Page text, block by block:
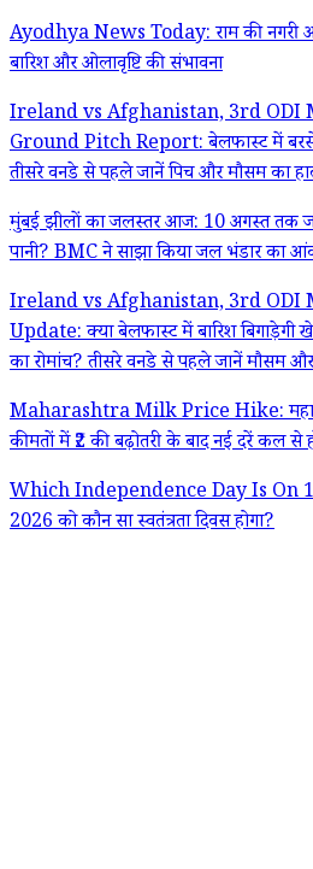
Ayodhya News Today: राम की नगरी
बारिश और ओलावृष्टि की संभावना
Ireland vs Afghanistan, 3rd ODI
Ground Pitch Report: बेलफास्ट में
तीसरे वनडे से पहले जानें पिच और मौसम का
मुंबई झीलों का जलस्तर आज: 10 अगस्त तक
पानी? BMC ने साझा किया जल भंडार का
Ireland vs Afghanistan, 3rd ODI
Update: क्या बेलफास्ट में बारिश
का रोमांच? तीसरे वनडे से पहले जानें मौसम
Maharashtra Milk Price Hike:
कीमतों में ₹2 की बढ़ोतरी के बाद नई दरें कल से
Which Independence Day Is On
2026 को कौन सा स्वतंत्रता दिवस होगा?